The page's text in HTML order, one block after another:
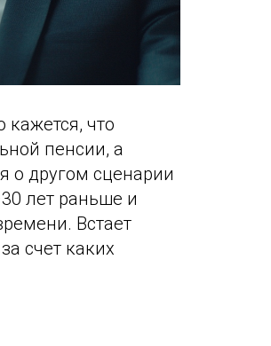
что
пенсии, а
о другом сценарии
лет раньше и
Встает
счет каких